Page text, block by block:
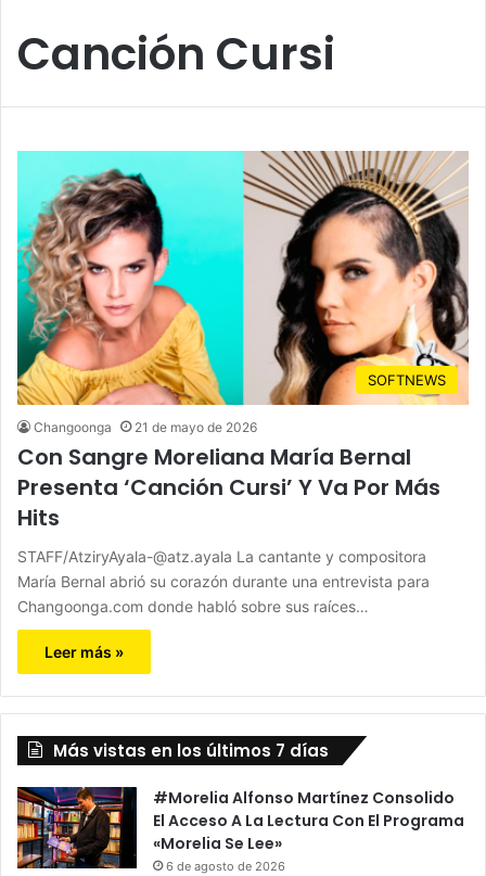
Canción Cursi
SOFTNEWS
Changoonga 21 de mayo de 2026
Con Sangre Moreliana María Bernal
Presenta ‘Canción Cursi’ Y Va Por Más
Hits
STAFF/AtziryAyala-@atz.ayala La cantante y compositora
María Bernal abrió su corazón durante una entrevista para
Changoonga.com donde habló sobre sus raíces…
Leer más »
Más vistas en los últimos 7 días
#Morelia Alfonso Martínez Consolido
El Acceso A La Lectura Con El Programa
«Morelia Se Lee»
6 de agosto de 2026